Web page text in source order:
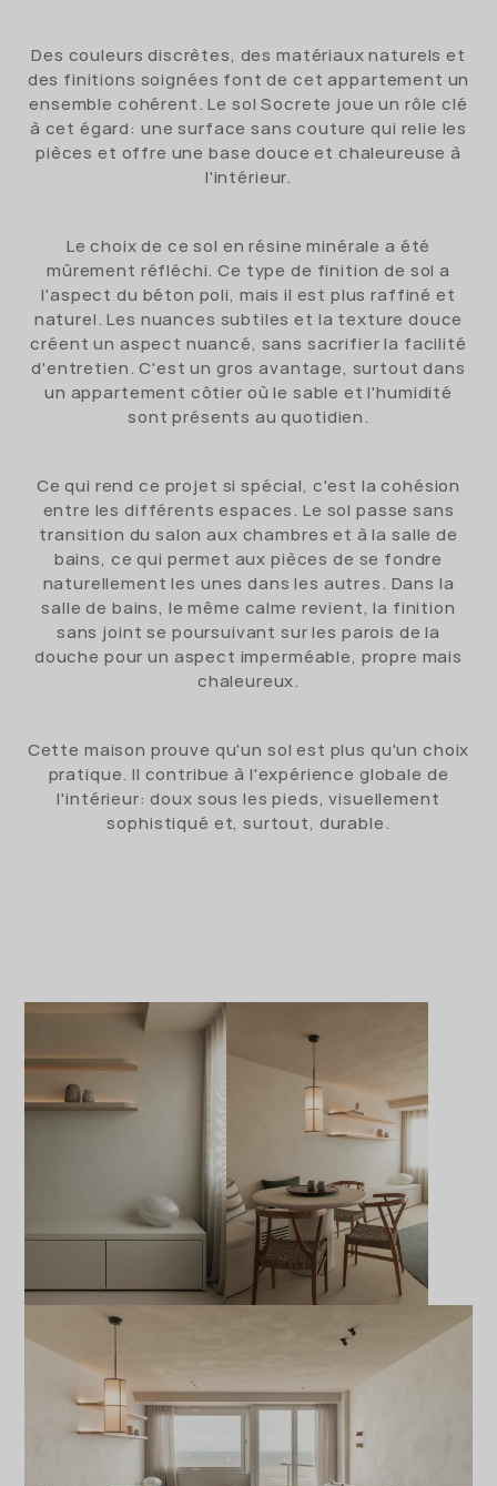
Des couleurs discrètes, des matériaux naturels et
des finitions soignées font de cet appartement un
ensemble cohérent. Le sol Socrete joue un rôle clé
à cet égard: une surface sans couture qui relie les
pièces et offre une base douce et chaleureuse à
l'intérieur.
Le choix de ce sol en résine minérale a été
mûrement réfléchi. Ce type de finition de sol a
l'aspect du béton poli, mais il est plus raffiné et
naturel. Les nuances subtiles et la texture douce
créent un aspect nuancé, sans sacrifier la facilité
d'entretien. C'est un gros avantage, surtout dans
un appartement côtier où le sable et l'humidité
sont présents au quotidien.
Ce qui rend ce projet si spécial, c'est la cohésion
entre les différents espaces. Le sol passe sans
transition du salon aux chambres et à la salle de
bains, ce qui permet aux pièces de se fondre
naturellement les unes dans les autres. Dans la
salle de bains, le même calme revient, la finition
sans joint se poursuivant sur les parois de la
douche pour un aspect imperméable, propre mais
chaleureux.
Cette maison prouve qu'un sol est plus qu'un choix
pratique. Il contribue à l'expérience globale de
l'intérieur: doux sous les pieds, visuellement
sophistiqué et, surtout, durable.